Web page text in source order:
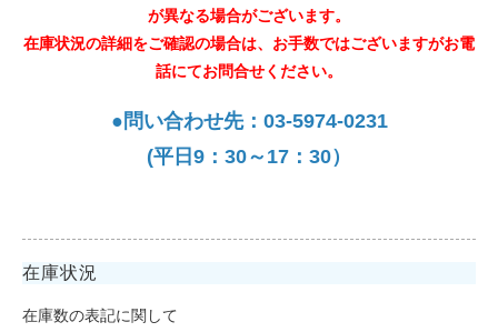
が異なる場合がございます。
在庫状況の詳細をご確認の場合は、お手数ではございますがお電
話にてお問合せください。
●問い合わせ先：03-5974-0231
(平日9：30～17：30）
在庫状況
在庫数の表記に関して